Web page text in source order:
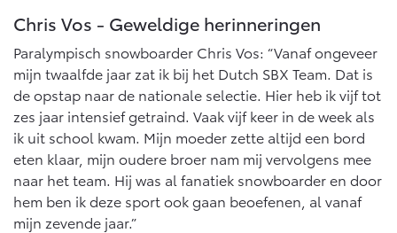
Chris Vos - Geweldige herinneringen
Paralympisch snowboarder Chris Vos: “Vanaf ongeveer
mijn twaalfde jaar zat ik bij het Dutch SBX Team. Dat is
de opstap naar de nationale selectie. Hier heb ik vijf tot
zes jaar intensief getraind. Vaak vijf keer in de week als
ik uit school kwam. Mijn moeder zette altijd een bord
eten klaar, mijn oudere broer nam mij vervolgens mee
naar het team. Hij was al fanatiek snowboarder en door
hem ben ik deze sport ook gaan beoefenen, al vanaf
mijn zevende jaar.”